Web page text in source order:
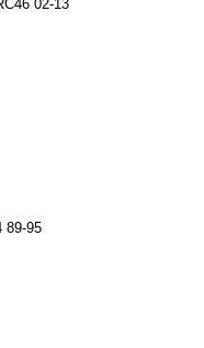
02-13
89-95